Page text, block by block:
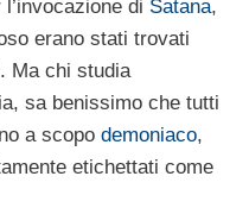
l’invocazione di Satana,
erano stati trovati
Ma chi studia
sa benissimo che tutti
a scopo demoniaco,
etichettati come